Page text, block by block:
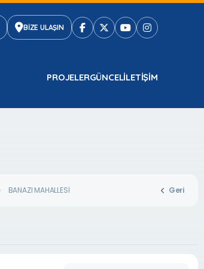
BİZE ULAŞIN
PROJELERGÜNCELILETIŞIM
BANAZI MAHALLESİ Geri